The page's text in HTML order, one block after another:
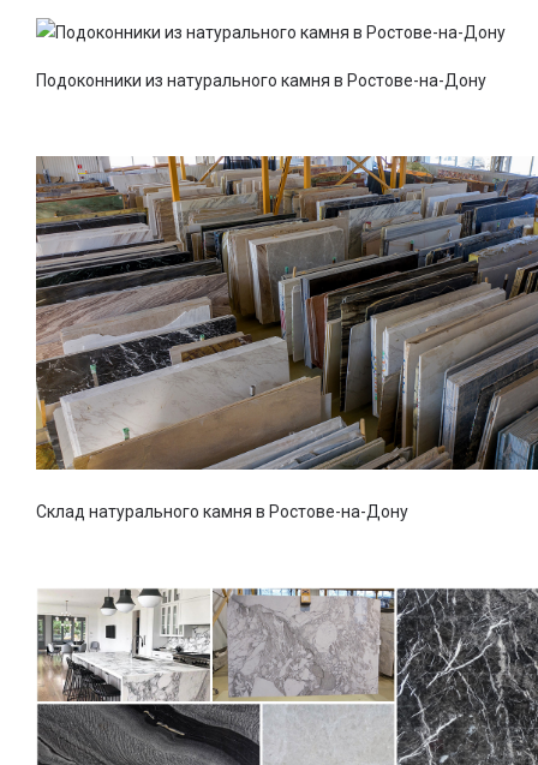
Подоконники из натурального камня в Ростове-на-Дону
Склад натурального камня в Ростове-на-Дону